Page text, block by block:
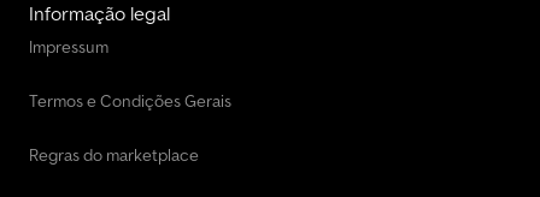
Informação legal
Impressum
Termos e Condições Gerais
Regras do marketplace